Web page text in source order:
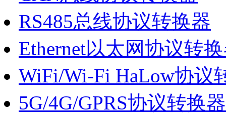
RS485总线协议转换器
Ethernet以太网协议转
WiFi/Wi-Fi HaLow协议
5G/4G/GPRS协议转换器